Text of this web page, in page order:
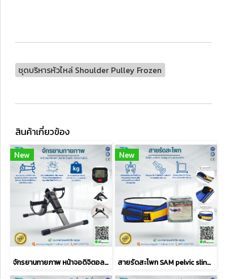
ชุดบริหารหัวไหล่ Shoulder Pulley Frozen
สินค้าเกี่ยวข้อง
New
จักรยานกายภาพ หน้าจอดิจิตอล ปั่นมือ ปั่นเท้า จักรยานมินิ
New
สายรัดสะโพก SAM pelvic sling ดามสะโพกหัก